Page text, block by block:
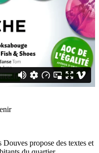
propose des textes et